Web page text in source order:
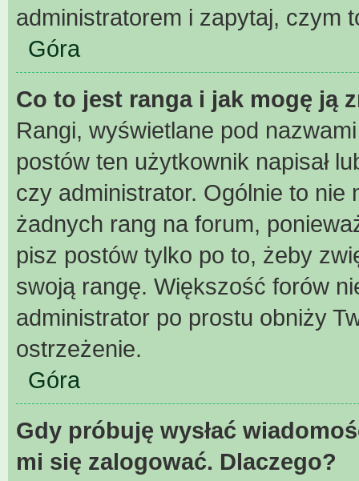
administratorem i zapytaj, czym
Góra
Co to jest ranga i jak mogę ją
Rangi, wyświetlane pod
postów ten użytkownik napisał
czy administrator. Ogólnie to
żadnych rang na forum,
pisz postów tylko po to, żeby
swoją rangę. Większość forów
administrator po prostu obniży
ostrzeżenie.
Góra
Gdy próbuję wysłać
mi się zalogować. Dlaczego?